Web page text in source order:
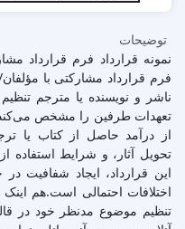
توضیحات
نمونه قرارداد فرم قرارداد
فرم قرارداد مشارکتی با
ناشر و نویسنده یا مترجم
تعهدات طرفین را مشخص
از درآمد حاصل از کتاب یا
تحویل آثار، و شرایط
این قرارداد، ایجاد شفافیت
اختلافات احتمالی است.هم